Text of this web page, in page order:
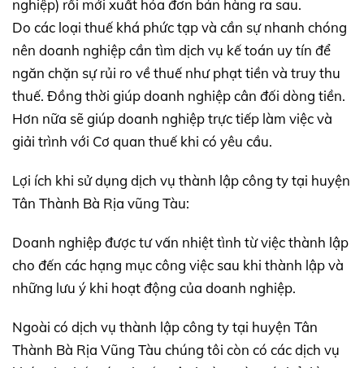
nghiệp) rồi mới xuất hóa đơn bán hàng ra sau.
Do các loại thuế khá phức tạp và cần sự nhanh chóng
nên doanh nghiệp cần tìm dịch vụ kế toán uy tín để
ngăn chặn sự rủi ro về thuế như phạt tiền và truy thu
thuế. Đồng thời giúp doanh nghiệp cân đối dòng tiền.
Hơn nữa sẽ giúp doanh nghiệp trực tiếp làm việc và
giải trình với Cơ quan thuế khi có yêu cầu.
Lợi ích khi sử dụng dịch vụ thành lập công ty tại huyện
Tân Thành Bà Rịa vũng Tàu:
Doanh nghiệp được tư vấn nhiệt tình từ việc thành lập
cho đến các hạng mục công việc sau khi thành lập và
những lưu ý khi hoạt động của doanh nghiệp.
Ngoài có dịch vụ thành lập công ty tại huyện Tân
Thành Bà Rịa Vũng Tàu chúng tôi còn có các dịch vụ